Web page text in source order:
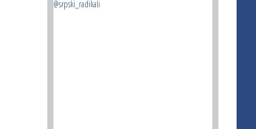
@srpski_radikali